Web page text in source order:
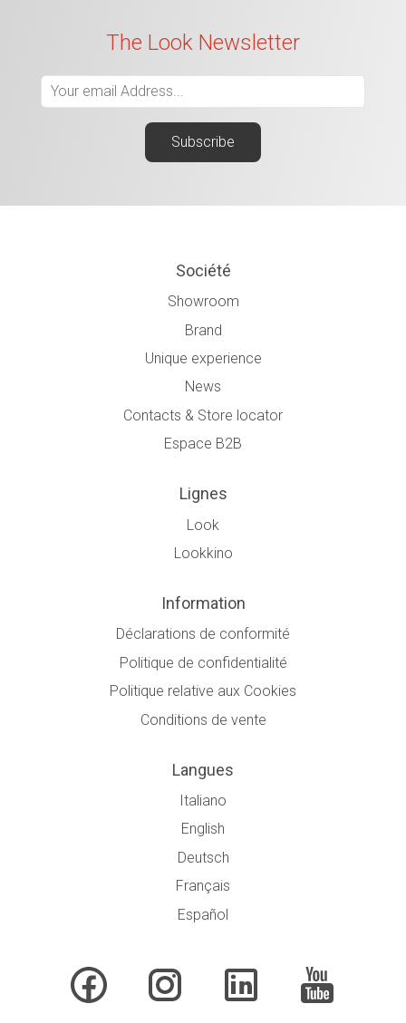
The Look Newsletter
Société
Showroom
Brand
Unique experience
News
Contacts & Store locator
Espace B2B
Lignes
Look
Lookkino
Information
Déclarations de conformité
Politique de confidentialité
Politique relative aux Cookies
Conditions de vente
Langues
Italiano
English
Deutsch
Français
Español